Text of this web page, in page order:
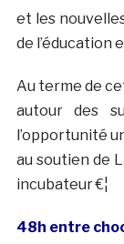
et les
de l’éducation
Au terme de
autour des
l’opportunité
au soutien de
incubateur €¦
48h entre